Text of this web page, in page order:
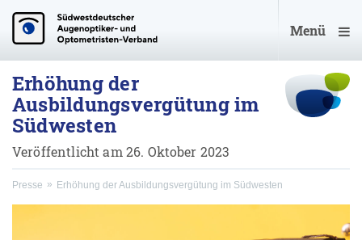
Menü
Erhöhung der
Ausbildungsvergütung im
Südwesten
Veröffentlicht am 26. Oktober 2023
Presse Erhöhung der Ausbildungsvergütung im Südwesten